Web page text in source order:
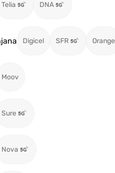
Telia DNA
Digicel SFR Orange
Moov
Sure
Nova